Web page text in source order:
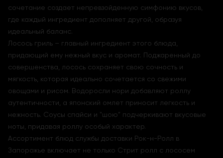
сочетание создает непревзойденную симфонию вкусов,
где каждый ингредиент дополняет другой, образуя
идеальный баланс.
Лосось гриль – главный ингредиент этого блюда,
придающий ему нежный вкус и аромат. Поджаренный до
совершенства, лосось сохраняет свою сочность и
мягкость, которая идеально сочетается со свежими
овощами и рисом. Водоросли нори добавляют роллу
аутентичности, а японский омлет приносит легкость и
нежность. Соусы спайси и "шою" подчеркивают вкусовые
ноты, придавая роллу особый характер.
Ассортимент блюд службы доставки Рок-н-Ролл в
Запорожье включает не только Стрит ролл с лососем